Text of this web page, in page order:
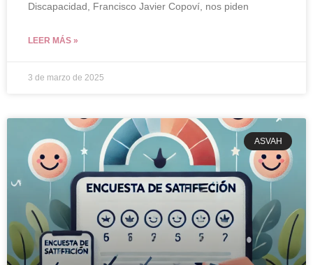
Discapacidad, Francisco Javier Copoví, nos piden
LEER MÁS »
3 de marzo de 2025
ASVAH